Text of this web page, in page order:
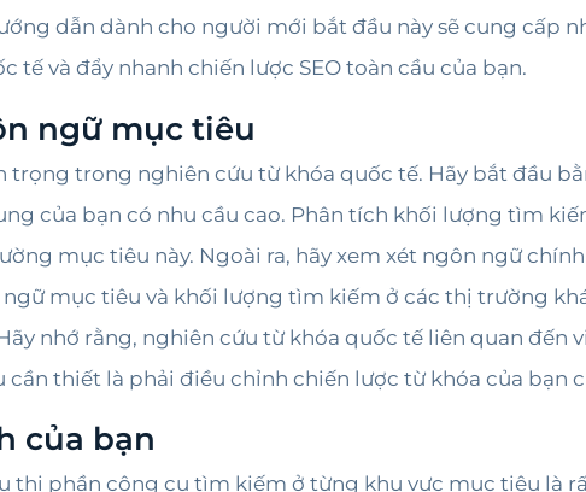
dẫn dành cho người mới bắt đầu này sẽ cung cấp
tế và đẩy nhanh chiến lược SEO toàn cầu của bạn.
ngữ mục tiêu
trong nghiên cứu từ khóa quốc tế. Hãy bắt đầu
của bạn có nhu cầu cao. Phân tích khối lượng tìm
mục tiêu này. Ngoài ra, hãy xem xét ngôn ngữ
mục tiêu và khối lượng tìm kiếm ở các thị trường
nhớ rằng, nghiên cứu từ khóa quốc tế liên quan đến
cần thiết là phải điều chỉnh chiến lược từ khóa của
của bạn
thị phần công cụ tìm kiếm ở từng khu vực mục tiêu là